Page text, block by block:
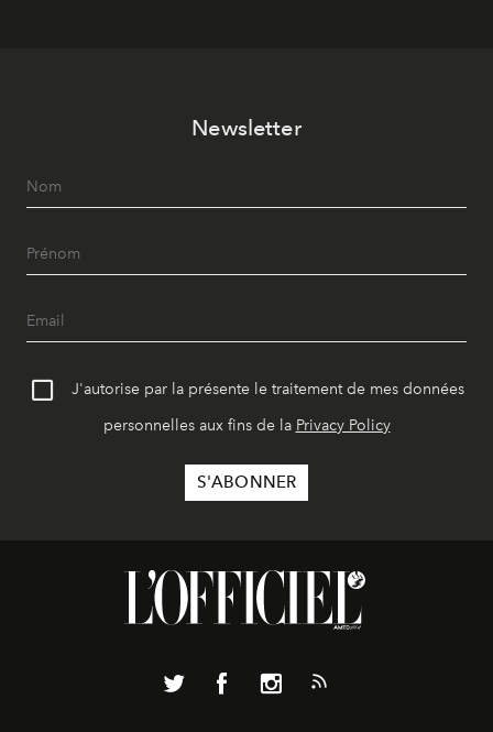
Newsletter
J'autorise par la présente le traitement de mes données
personnelles aux fins de la Privacy Policy